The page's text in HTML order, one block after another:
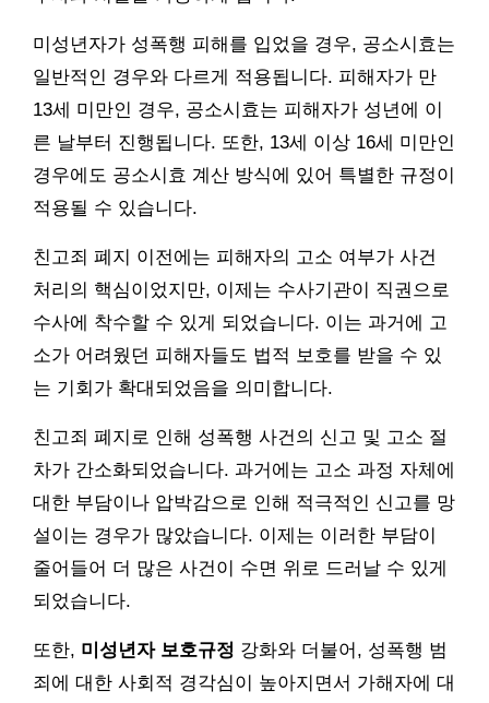
미성년자가 성폭행 피해를 입었을 경우, 공소시효는
일반적인 경우와 다르게 적용됩니다. 피해자가 만
13세 미만인 경우, 공소시효는 피해자가 성년에 이
른 날부터 진행됩니다. 또한, 13세 이상 16세 미만인
경우에도 공소시효 계산 방식에 있어 특별한 규정이
적용될 수 있습니다.
친고죄 폐지 이전에는 피해자의 고소 여부가 사건
처리의 핵심이었지만, 이제는 수사기관이 직권으로
수사에 착수할 수 있게 되었습니다. 이는 과거에 고
소가 어려웠던 피해자들도 법적 보호를 받을 수 있
는 기회가 확대되었음을 의미합니다.
친고죄 폐지로 인해 성폭행 사건의 신고 및 고소 절
차가 간소화되었습니다. 과거에는 고소 과정 자체에
대한 부담이나 압박감으로 인해 적극적인 신고를 망
설이는 경우가 많았습니다. 이제는 이러한 부담이
줄어들어 더 많은 사건이 수면 위로 드러날 수 있게
되었습니다.
또한, 미성년자 보호규정 강화와 더불어, 성폭행 범
죄에 대한 사회적 경각심이 높아지면서 가해자에 대